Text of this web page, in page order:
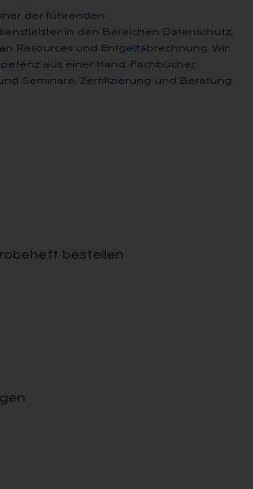
einer der führenden
in den Bereichen Datenschutz,
Resources und Entgeltabrechnung. Wir
aus einer Hand: Fachbücher,
Seminare, Zertifizierung und Beratung.
bestellen